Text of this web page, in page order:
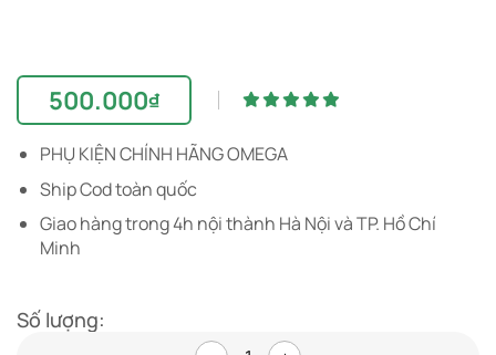
500.000₫
PHỤ KIỆN CHÍNH HÃNG OMEGA
Ship Cod toàn quốc
Giao hàng trong 4h nội thành Hà Nội và TP. Hồ Chí
Minh
Số lượng: